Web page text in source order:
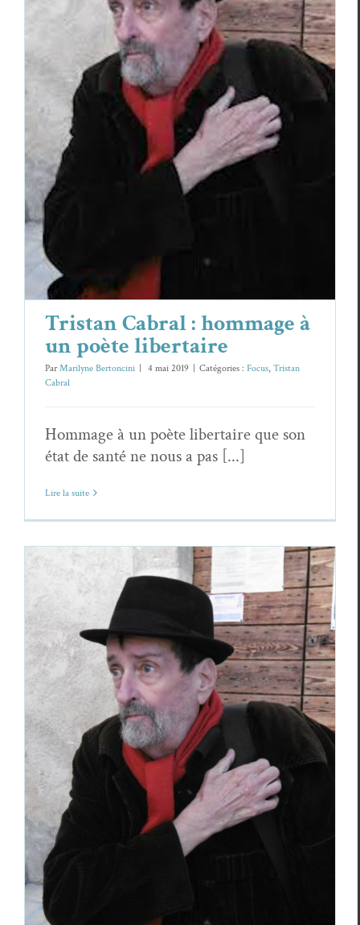
Tristan Cabral : hommage à un poète
libertaire
Focus Tristan Cabral
Tristan Cabral : hommage à
un poète libertaire
ParMarilyne Bertoncini | 4 mai 2019 | Catégories : Focus, Tristan
Cabral
Hommage à un poète libertaire que son
état de santé ne nous a pas [...]
Lire la suite
Si vaste d’être seul, Tristan Cabral
Focus Tristan Cabral